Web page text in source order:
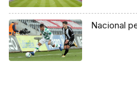
Nacional